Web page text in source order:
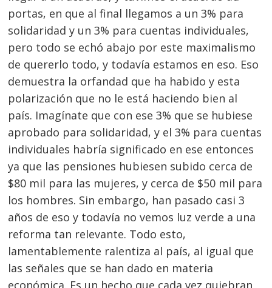
portas, en que al final llegamos a un 3% para
solidaridad y un 3% para cuentas individuales,
pero todo se echó abajo por este maximalismo
de quererlo todo, y todavía estamos en eso. Eso
demuestra la orfandad que ha habido y esta
polarización que no le está haciendo bien al
país. Imagínate que con ese 3% que se hubiese
aprobado para solidaridad, y el 3% para cuentas
individuales habría significado en ese entonces
ya que las pensiones hubiesen subido cerca de
$80 mil para las mujeres, y cerca de $50 mil para
los hombres. Sin embargo, han pasado casi 3
años de eso y todavía no vemos luz verde a una
reforma tan relevante. Todo esto,
lamentablemente ralentiza al país, al igual que
las señales que se han dado en materia
económica. Es un hecho que cada vez quiebran